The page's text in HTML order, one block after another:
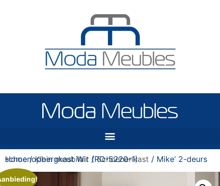
Home/Klein meubilair /Schoenenkast
/ Mike’ 2-deurs schoenopbergkast Wit (RO-5220-1)